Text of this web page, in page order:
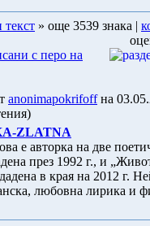
текст » още 3539 знака |
с перо на
anonimapokrifoffна
ZLATNA
е авторка на две
през 1992 г., и
в края на 2012 г.
любовна лирика и